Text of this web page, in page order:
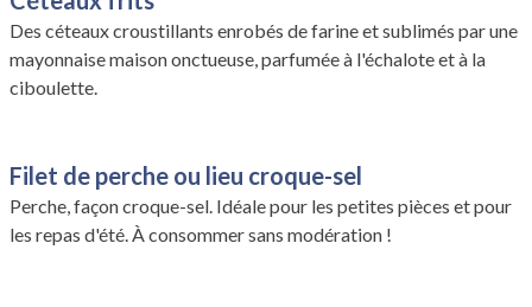
Des céteaux croustillants enrobés de farine et sublimés par une
mayonnaise maison onctueuse, parfumée à l'échalote et à la
ciboulette.
Filet de perche ou lieu croque-sel
Perche, façon croque-sel. Idéale pour les petites pièces et pour
les repas d'été. À consommer sans modération !